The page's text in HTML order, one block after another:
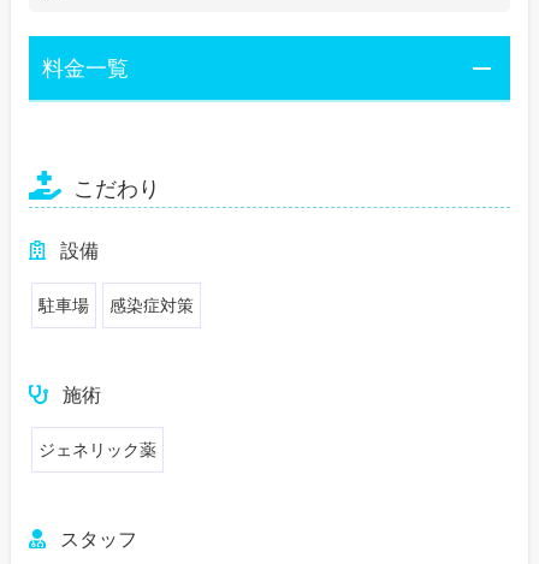
料金一覧
こだわり
設備
駐車場 感染症対策
施術
ジェネリック薬
スタッフ